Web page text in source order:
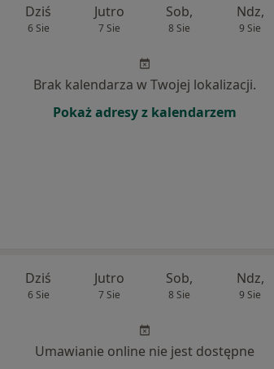
Dziś
6 Sie
Jutro
7 Sie
Sob,
8 Sie
Ndz,
9 Sie
Brak kalendarza w Twojej lokalizacji.
Pokaż adresy z kalendarzem
Dziś
6 Sie
Jutro
7 Sie
Sob,
8 Sie
Ndz,
9 Sie
Umawianie online nie jest dostępne